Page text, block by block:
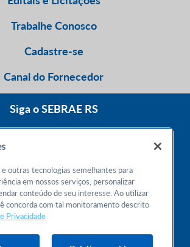
Trabalhe Conosco
Cadastre-se
Canal do Fornecedor
Siga o SEBRAE RS
Atendimento 24h
Chame no WhatsApp
outras tecnologias semelhantes para
em nossos serviços, personalizar
conteúdo de seu interesse. Ao utilizar
concorda com tal monitoramento descrito
Privacidade